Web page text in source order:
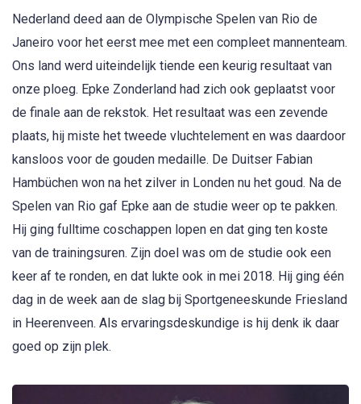
Nederland deed aan de Olympische Spelen van Rio de
Janeiro voor het eerst mee met een compleet mannenteam.
Ons land werd uiteindelijk tiende een keurig resultaat van
onze ploeg. Epke Zonderland had zich ook geplaatst voor
de finale aan de rekstok. Het resultaat was een zevende
plaats, hij miste het tweede vluchtelement en was daardoor
kansloos voor de gouden medaille. De Duitser Fabian
Hambüchen won na het zilver in Londen nu het goud. Na de
Spelen van Rio gaf Epke aan de studie weer op te pakken.
Hij ging fulltime coschappen lopen en dat ging ten koste
van de trainingsuren. Zijn doel was om de studie ook een
keer af te ronden, en dat lukte ook in mei 2018. Hij ging één
dag in de week aan de slag bij Sportgeneeskunde Friesland
in Heerenveen. Als ervaringsdeskundige is hij denk ik daar
goed op zijn plek.